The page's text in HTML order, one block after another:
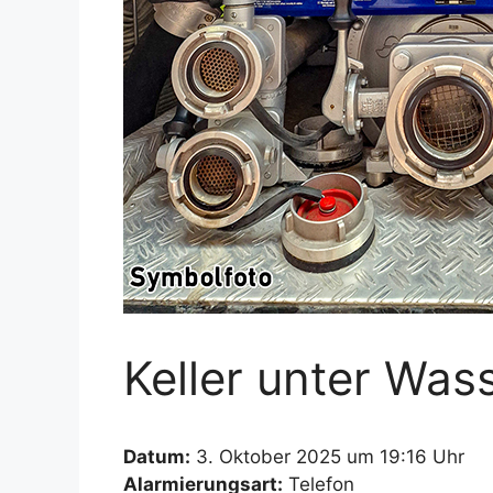
Keller unter
Datum: 3. Oktober 2025 um 19:16 Uhr
Alarmierungsart: Telefon